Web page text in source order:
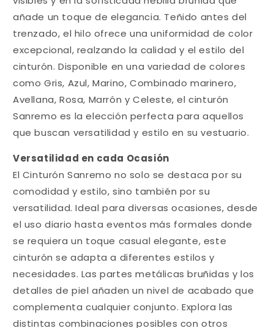
añade un toque de elegancia. Teñido antes del
trenzado, el hilo ofrece una uniformidad de color
excepcional, realzando la calidad y el estilo del
cinturón. Disponible en una variedad de colores
como Gris, Azul, Marino, Combinado marinero,
Avellana, Rosa, Marrón y Celeste, el cinturón
Sanremo es la elección perfecta para aquellos
que buscan versatilidad y estilo en su vestuario.
Versatilidad en cada Ocasión
El Cinturón Sanremo no solo se destaca por su
comodidad y estilo, sino también por su
versatilidad. Ideal para diversas ocasiones, desde
el uso diario hasta eventos más formales donde
se requiera un toque casual elegante, este
cinturón se adapta a diferentes estilos y
necesidades. Las partes metálicas bruñidas y los
detalles de piel añaden un nivel de acabado que
complementa cualquier conjunto. Explora las
distintas combinaciones posibles con otros